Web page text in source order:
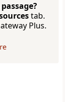
tab.
Plus.